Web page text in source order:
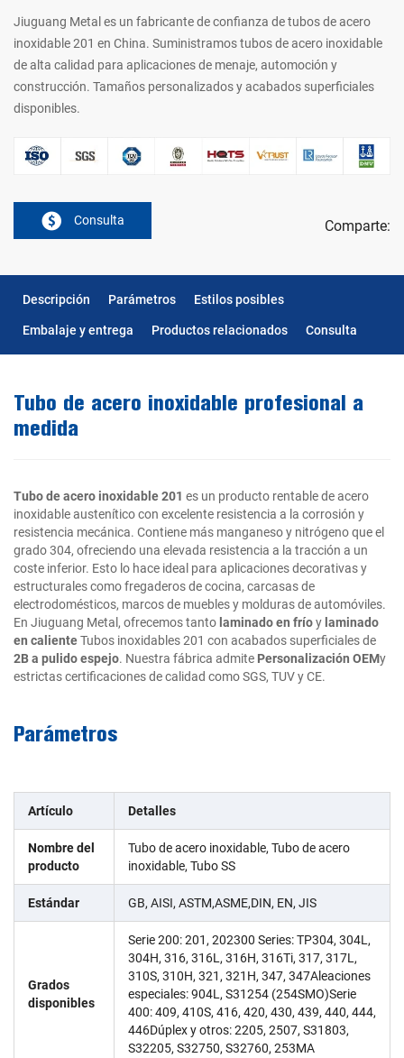
Jiuguang Metal es un fabricante de confianza de tubos de acero
inoxidable 201 en China. Suministramos tubos de acero inoxidable
de alta calidad para aplicaciones de menaje, automoción y
construcción. Tamaños personalizados y acabados superficiales
disponibles.
Consulta Comparte:
Descripción Parámetros
Estilos posibles
Embalaje y entrega
Productos relacionados Consulta
Tubo de acero inoxidable profesional a
medida
Tubo de acero inoxidable 201 es un producto rentable de acero
inoxidable austenítico con excelente resistencia a la corrosión y
resistencia mecánica. Contiene más manganeso y nitrógeno que el
grado 304, ofreciendo una elevada resistencia a la tracción a un
coste inferior. Esto lo hace ideal para aplicaciones decorativas y
estructurales como fregaderos de cocina, carcasas de
electrodomésticos, marcos de muebles y molduras de automóviles.
En Jiuguang Metal, ofrecemos tanto laminado en fríoy laminado
en calienteTubos inoxidables 201 con acabados superficiales de
2B a pulido espejo. Nuestra fábrica admite Personalización OEMy
estrictas certificaciones de calidad como SGS, TUV y CE.
Parámetros
Artículo Detalles
Nombre del
producto
Tubo de acero inoxidable, Tubo de acero
inoxidable, Tubo SS
Estándar GB, AISI, ASTM,ASME,DIN, EN, JIS
Grados
disponibles
Serie 200: 201, 202300 Series: TP304, 304L,
304H, 316, 316L, 316H, 316Ti, 317, 317L,
310S, 310H, 321, 321H, 347, 347Aleaciones
especiales: 904L, S31254 (254SMO)Serie
400: 409, 410S, 416, 420, 430, 439, 440, 444,
446Dúplex y otros: 2205, 2507, S31803,
S32205, S32750, S32760, 253MA